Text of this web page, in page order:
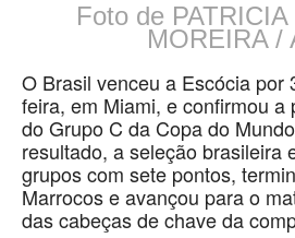
Foto de
MOREIRA /
O Brasil venceu a Escócia por
feira, em Miami, e confirmou a
do Grupo C da Copa do
resultado, a seleção brasileira
grupos com sete pontos,
Marrocos e avançou para o
das cabeças de chave da